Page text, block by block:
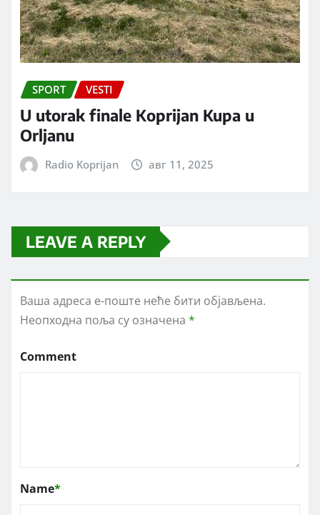
SPORT VESTI
U utorak finale Koprijan Kupa u
Orljanu
Radio Koprijan авг 11, 2025
LEAVE A REPLY
Ваша адреса е-поште неће бити објављена.
Неопходна поља су означена *
Comment
Name*